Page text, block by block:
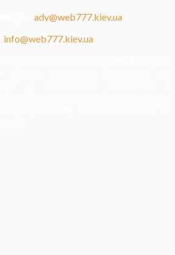
adv@web777.kiev.ua
info@web777.kiev.ua